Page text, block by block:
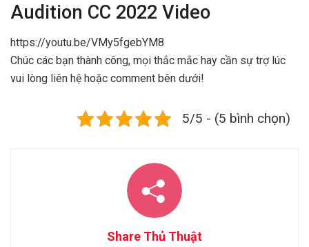
Audition CC 2022 Video
https://youtu.be/VMy5fgebYM8
Chúc các bạn thành công, mọi thắc mắc hay cần sự trợ lúc
vui lòng liên hệ hoặc comment bên dưới!
5/5 - (5 bình chọn)
Share Thủ Thuật